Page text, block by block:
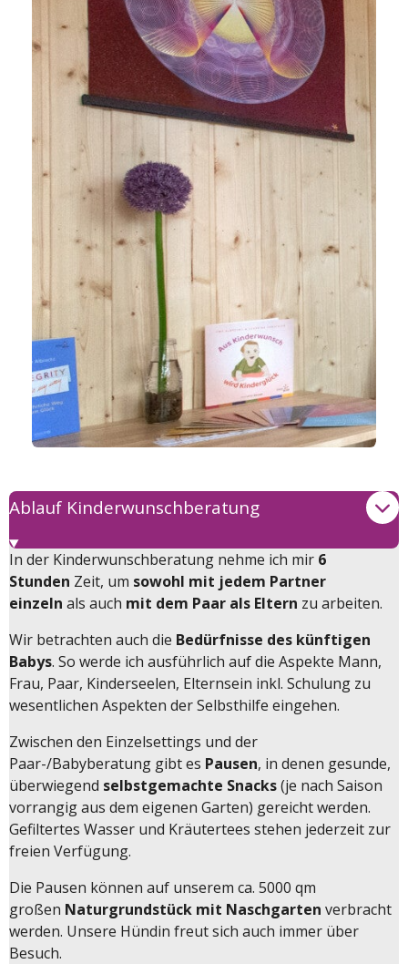
Ablauf Kinderwunschberatung
In der Kinderwunschberatung nehme ich mir 6
Stunden Zeit, um sowohl mit jedem Partner
einzeln als auch mit dem Paar als Eltern zu arbeiten.
Wir betrachten auch die Bedürfnisse des künftigen
Babys. So werde ich ausführlich auf die Aspekte Mann,
Frau, Paar, Kinderseelen, Elternsein inkl. Schulung zu
wesentlichen Aspekten der Selbsthilfe eingehen.
Zwischen den Einzelsettings und der
Paar-/Babyberatung gibt es Pausen, in denen gesunde,
überwiegend selbstgemachte Snacks(je nach Saison
vorrangig aus dem eigenen Garten) gereicht werden.
Gefiltertes Wasser und Kräutertees stehen jederzeit zur
freien Verfügung.
Die Pausen können auf unserem ca. 5000 qm
großen Naturgrundstück mit Naschgarten verbracht
werden. Unsere Hündin freut sich auch immer über
Besuch.